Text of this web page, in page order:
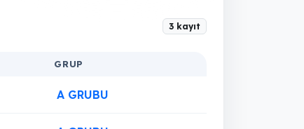
3 kayıt
GRUP
A GRUBU